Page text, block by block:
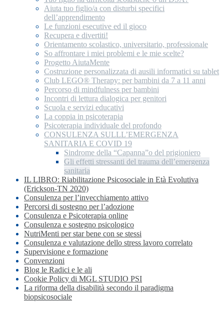
Aiuta tuo figlio/a con disturbi specifici
dell’apprendimento
Le funzioni esecutive ed il gioco
Recupera e divertiti!
Orientamento scolastico, universitario, professionale
So affrontare i miei problemi e le mie scelte?
Progetto AiutaMente
Costruzione personalizzata di ausili informatici su tablet
Club LEGO® Therapy: per bambini da 7 a 11 anni
Percorso di mindfulness per bambini
Incontri di lettura dialogica per genitori
Scuola e servizi educativi
La coppia in psicoterapia
Psicoterapia individuale del profondo
CONSULENZA SULLL’EMERGENZA
SANITARIA E COVID 19
Sindrome della “Capanna”o del prigioniero
Gli effetti stressanti del trauma dell’emergenza
sanitaria
IL LIBRO: Riabilitazione Psicosociale in Età Evolutiva
(Erickson-TN 2020)
Consulenza per l’invecchiamento attivo
Percorsi di sostegno per l’adozione
Consulenza e Psicoterapia online
Consulenza e sostegno psicologico
NutriMenti per star bene con se stessi
Consulenza e valutazione dello stress lavoro correlato
Supervisione e formazione
Convenzioni
Blog le Radici e le ali
Cookie Policy di MGL STUDIO PSI
La riforma della disabilità secondo il paradigma
biopsicosociale